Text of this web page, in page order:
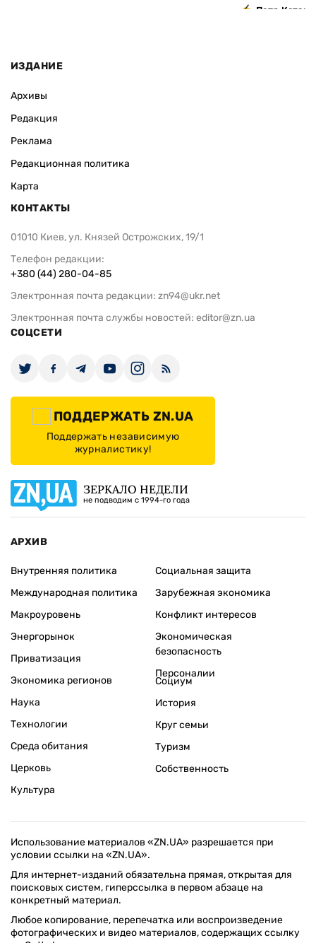
Петр
ИЗДАНИЕ
Архивы
Редакция
Реклама
Редакционная политика
Карта
КОНТАКТЫ
01010 Киев, ул. Князей Острожских, 19/1
Телефон редакции:
+380 (44) 280-04-85
Электронная почта редакции: zn94@ukr.net
Электронная почта службы новостей: editor@zn.ua
СОЦСЕТИ
ПОДДЕРЖАТЬ ZN.UA
Поддержать независимую
журналистику!
ЗЕРКАЛО НЕДЕЛИ
не подводим с 1994-го года
АРХИВ
Внутренняя политика
Международная политика
Макроуровень
Энергорынок
Приватизация
Экономика регионов
Социальная защита
Зарубежная экономика
Конфликт интересов
Экономическая
безопасность
Персоналии
Наука
Технологии
Среда обитания
Церковь
Культура
Социум
История
Круг семьи
Туризм
Собственность
Использование материалов «ZN.UA» разрешается при
условии ссылки на «ZN.UA».
Для интернет-изданий обязательна прямая, открытая для
поисковых систем, гиперссылка в первом абзаце на
конкретный материал.
Любое копирование, перепечатка или воспроизведение
фотографических и видео материалов, содержащих ссылку